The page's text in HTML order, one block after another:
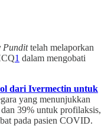
Pundittelah melaporkan
1 dalam mengobati
dari Ivermectin untuk
yang menunjukkan
39% untuk profilaksis,
pada pasien COVID.